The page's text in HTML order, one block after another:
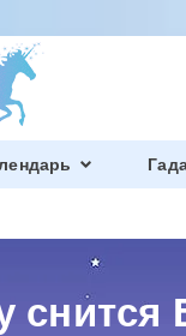
снится